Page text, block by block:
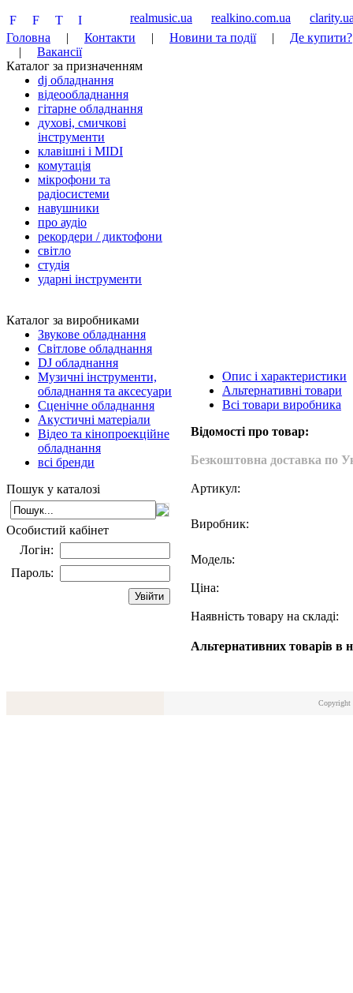
realmusic.ua realkino.com.ua
Головна | Контакти | Новини та події| Де купити?
| Вакансії
Каталог за призначенням
dj обладнання
відеообладнання
гітарне обладнання
духові, смичкові
інструменти
клавішні і MIDI
комутація
мікрофони та
радіосистеми
навушники
про аудіо
рекордери / диктофони
світло
студія
ударні інструменти
Каталог за виробниками
Звукове обладнання
Світлове обладнання
DJ обладнання
Музичні інструменти,
обладнання та аксесуари
Сценічне обладнання
Акустичні матеріали
Відео та кінопроекційне
обладнання
всі бренди
Пошук у каталозі
Особистий кабінет
Логін:
Пароль:
Опис і характеристики
Альтернативні товари
Всі товари виробника
Відомості про товар:
Безкоштовна доставка по
Артикул:
Виробник:
Модель:
Ціна:
Наявність товару на складі:
Альтернативних товарів в
Copyright